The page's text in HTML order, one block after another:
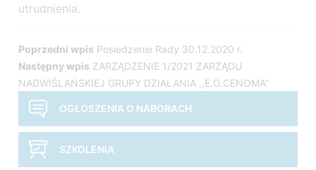
utrudnienia.
Nawigacja
wpisu
Poprzedni wpis Posiedzenie Rady 30.12.2020 r.
Następny wpis ZARZĄDZENIE 1/2021 ZARZĄDU
NADWIŚLAŃSKIEJ GRUPY DZIAŁANIA ,,E.O.CENOMA”
OGŁOSZENIA O NABORACH
SZKOLENIA